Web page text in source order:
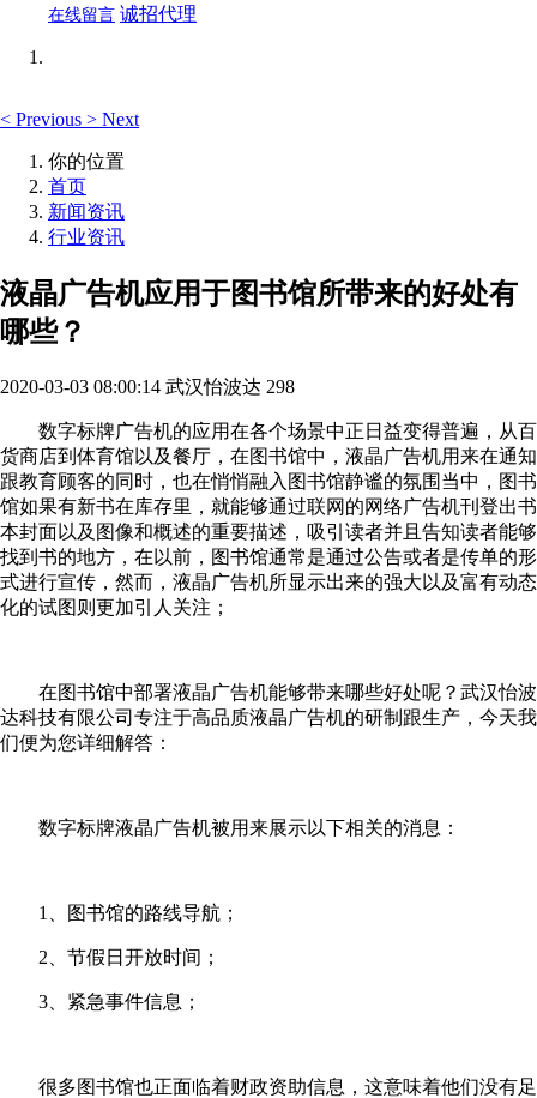
在线留言 诚招代理
< Previous > Next
你的位置
首页
新闻资讯
行业资讯
液晶广告机应用于图书馆所带来的好处有
哪些？
2020-03-03 08:00:14 武汉怡波达 298
数字标牌广告机的应用在各个场景中正日益变得普遍，从百
货商店到体育馆以及餐厅，在图书馆中，液晶广告机用来在通知
跟教育顾客的同时，也在悄悄融入图书馆静谧的氛围当中，图书
馆如果有新书在库存里，就能够通过联网的网络广告机刊登出书
本封面以及图像和概述的重要描述，吸引读者并且告知读者能够
找到书的地方，在以前，图书馆通常是通过公告或者是传单的形
式进行宣传，然而，液晶广告机所显示出来的强大以及富有动态
化的试图则更加引人关注；
在图书馆中部署液晶广告机能够带来哪些好处呢？武汉怡波
达科技有限公司专注于高品质液晶广告机的研制跟生产，今天我
们便为您详细解答：
数字标牌液晶广告机被用来展示以下相关的消息：
1、图书馆的路线导航；
2、节假日开放时间；
3、紧急事件信息；
很多图书馆也正面临着财政资助信息，这意味着他们没有足